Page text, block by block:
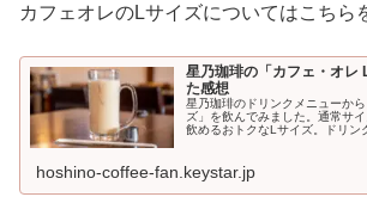
カフェオレのLサイズについてはこちら
星乃珈琲の「カフェ・オレ
た感想
星乃珈琲のドリンクメニューか
ズ」を飲んでみました。通常サ
飲めるおトクなLサイズ。ドリン
hoshino-coffee-fan.keystar.jp